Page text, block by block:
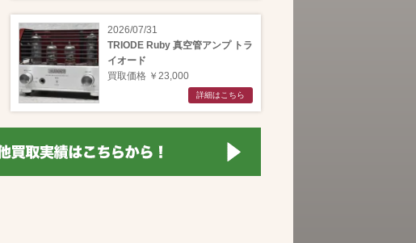
2026/07/31
TRIODE Ruby 真空管アンプ トラ
イオード
買取価格 ￥23,000
詳細はこちら